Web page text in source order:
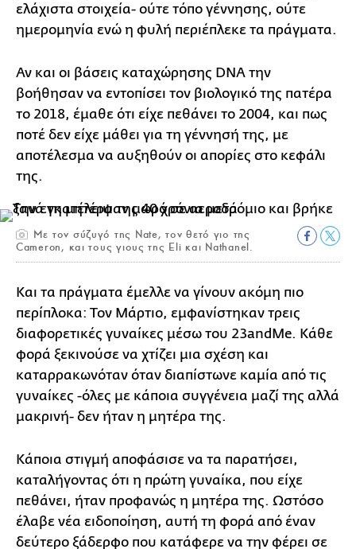
ελάχιστα στοιχεία- ούτε τόπο γέννησης, ούτε
ημερομηνία ενώ η φυλή περιέπλεκε τα πράγματα.
Αν και οι βάσεις καταχώρησης DNA την
βοήθησαν να εντοπίσει τον βιολογικό της πατέρα
το 2018, έμαθε ότι είχε πεθάνει το 2004, και πως
ποτέ δεν είχε μάθει για τη γέννησή της, με
αποτέλεσμα να αυξηθούν οι απορίες στο κεφάλι
της.
Με τον σύζυγό της Nate, τον θετό γιο της
Cameron, και τους γιους της Eli και Nathanel.
Και τα πράγματα έμελλε να γίνουν ακόμη πιο
περίπλοκα: Τον Μάρτιο, εμφανίστηκαν τρεις
διαφορετικές γυναίκες μέσω του 23andMe. Κάθε
φορά ξεκινούσε να χτίζει μια σχέση και
καταρρακωνόταν όταν διαπίστωνε καμία από τις
γυναίκες -όλες με κάποια συγγένεια μαζί της αλλά
μακρινή- δεν ήταν η μητέρα της.
Κάποια στιγμή αποφάσισε να τα παρατήσει,
καταλήγοντας ότι η πρώτη γυναίκα, που είχε
πεθάνει, ήταν προφανώς η μητέρα της. Ωστόσο
έλαβε νέα ειδοποίηση, αυτή τη φορά από έναν
δεύτερο ξάδερφο που κατάφερε να την φέρει σε